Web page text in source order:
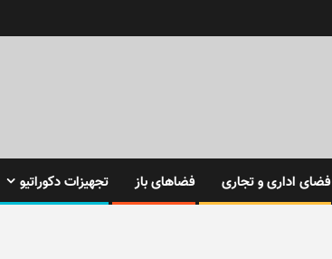
فضای اداری و تجاری فضاهای باز تجهیزات دکوراتیو